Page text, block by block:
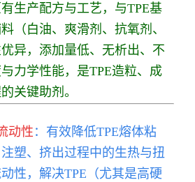
生产配方与工艺，与TPE基
（白油、爽滑剂、抗氧剂、
异，添加量低、无析出、不
力学性能，是TPE造粒、成
关键助剂。
动性 ：有效降低TPE熔体粘
塑、挤出过程中的生热与扭
性，解决TPE（尤其是高硬